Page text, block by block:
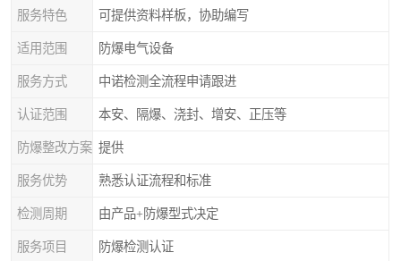
服务特色 可提供资料样板，协助编写
适用范围 防爆电气设备
服务方式 中诺检测全流程申请跟进
认证范围 本安、隔爆、浇封、增安、正压等
防爆整改方案 提供
服务优势 熟悉认证流程和标准
检测周期 由产品+防爆型式决定
服务项目 防爆检测认证